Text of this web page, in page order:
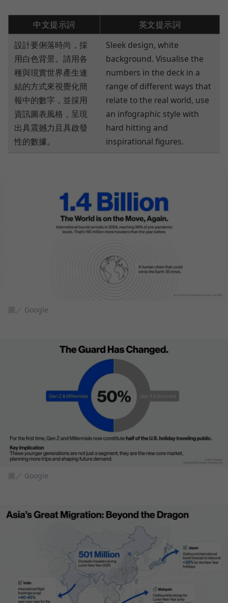
中文提示詞
英文提示詞
設計要俐落時尚，採
用白色背景。請用各
種與現實世界產生連
結的方式來視覺化簡
報中的數字，並採用
資訊圖表風格，呈現
出具震撼力且具啟發
性的數據。
Sleek design, white
background. Visualise the
numbers in the deck in a
range of different ways that
relate to the real world, use
an infographic style with
hard hitting and
inspirational figures.
圖／ Google
圖／ Google